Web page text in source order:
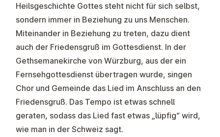
Heilsgeschichte Gottes steht nicht für sich selbst,
sondern immer in Beziehung zu uns Menschen.
Miteinander in Beziehung zu treten, dazu dient
auch der Friedensgruß im Gottesdienst. In der
Gethsemanekirche von Würzburg, aus der ein
Fernsehgottesdienst übertragen wurde, singen
Chor und Gemeinde das Lied im Anschluss an den
Friedensgruß. Das Tempo ist etwas schnell
geraten, sodass das Lied fast etwas „lüpfig“ wird,
wie man in der Schweiz sagt.